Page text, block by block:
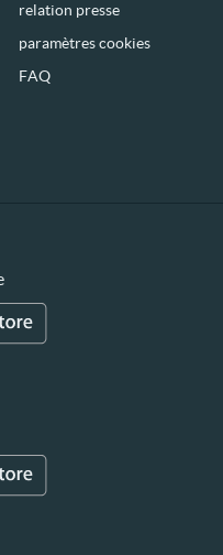
relation presse
paramètres cookies
FAQ